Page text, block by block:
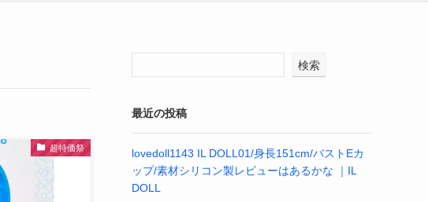
超特価祭
検索
最近の投稿
lovedoll1143 IL DOLL01/身長151cm/バストEカ
ップ/素材シリコン製レビューはあるかな ｜IL
DOLL